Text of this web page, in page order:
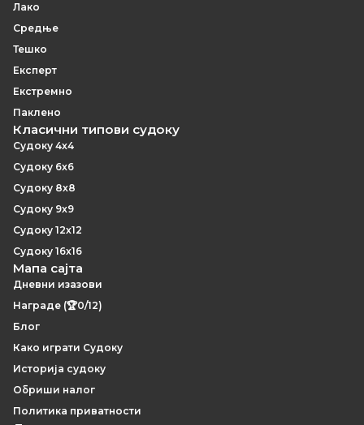
Лако
Средње
Тешко
Експерт
Екстремно
Паклено
Класични типови судоку
Судоку 4x4
Судоку 6x6
Судоку 8x8
Судоку 9x9
Судоку 12x12
Судоку 16x16
Мапа сајта
Дневни изазови
Награде (🏆0/12)
Блог
Како играти Судоку
Историја судоку
Обриши налог
Политика приватности